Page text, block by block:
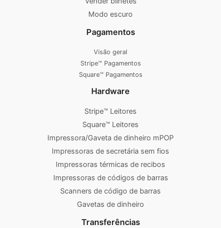
Modo escuro
Pagamentos
Visão geral
Stripe™ Pagamentos
Square™ Pagamentos
Hardware
Stripe™ Leitores
Square™ Leitores
Impressora/Gaveta de dinheiro mPOP
Impressoras de secretária sem fios
Impressoras térmicas de recibos
Impressoras de códigos de barras
Scanners de código de barras
Gavetas de dinheiro
Transferências